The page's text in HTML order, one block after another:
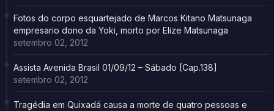
Fotos do corpo esquartejado de Marcos Kitano Matsunaga
empresario dono da Yoki, morto por Elize Matsunaga
setembro 02, 2012
Assista Avenida Brasil 01/09/12 – Sábado [Cap.138]
setembro 02, 2012
Tragédia em Quixadá causa a morte de quatro pessoas e